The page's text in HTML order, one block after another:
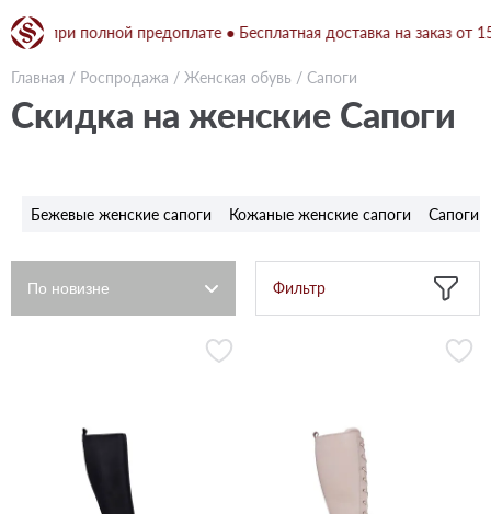
при полной предоплате ● Бесплатная доставка на заказ от
Главная / Роспродажа / Женская обувь / Сапоги
Скидка на женские Сапоги
Бежевые женские сапоги Кожаные женские сапоги Сапоги
Фильтр